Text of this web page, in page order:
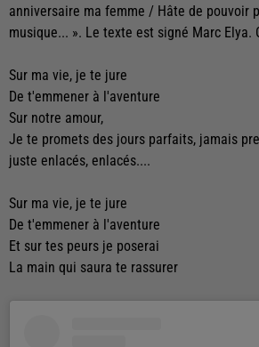
anniversaire ma femme / Hâte de pouvoir
musique... ». Le texte est signé Marc Elya.
Sur ma vie, je te jure
De t'emmener à l'aventure
Sur notre amour,
Je te promets des jours parfaits, jamais
juste enlacés, enlacés....
Sur ma vie, je te jure
De t'emmener à l'aventure
Et sur tes peurs je poserai
La main qui saura te rassurer